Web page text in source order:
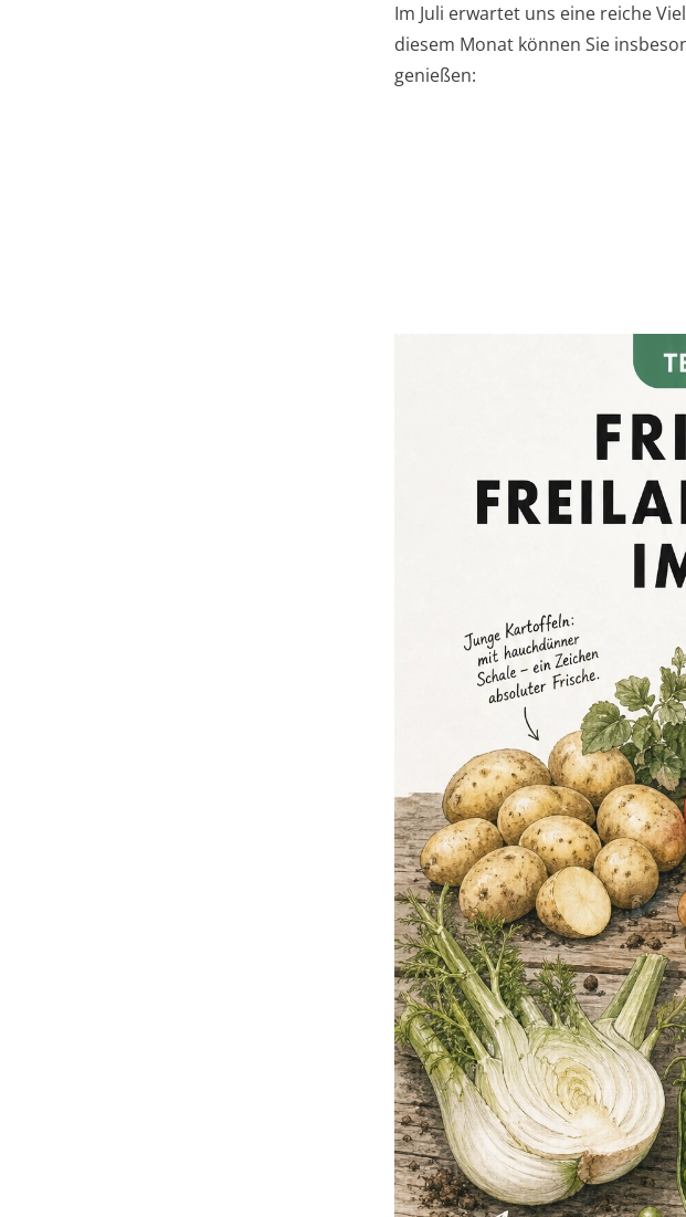
Im Juli erwartet uns eine reiche
diesem Monat können Sie
genießen: